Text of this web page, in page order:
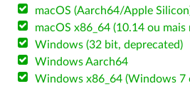
macOS (Aarch64/Apple
macOS x86_64 (10.14 ou mais
Windows (32 bit, deprecated)
Windows Aarch64
Windows x86_64 (Windows 7